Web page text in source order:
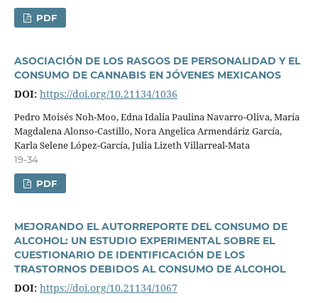
PDF
ASOCIACIÓN DE LOS RASGOS DE PERSONALIDAD Y EL
CONSUMO DE CANNABIS EN JÓVENES MEXICANOS
DOI: https://doi.org/10.21134/1036
Pedro Moisés Noh-Moo, Edna Idalia Paulina Navarro-Oliva, Marí­a
Magdalena Alonso-Castillo, Nora Angelica Armendáriz Garcí­a,
Karla Selene López-Garcí­a, Julia Lizeth Villarreal-Mata
19-34
PDF
MEJORANDO EL AUTORREPORTE DEL CONSUMO DE
ALCOHOL: UN ESTUDIO EXPERIMENTAL SOBRE EL
CUESTIONARIO DE IDENTIFICACIÓN DE LOS
TRASTORNOS DEBIDOS AL CONSUMO DE ALCOHOL
DOI: https://doi.org/10.21134/1067